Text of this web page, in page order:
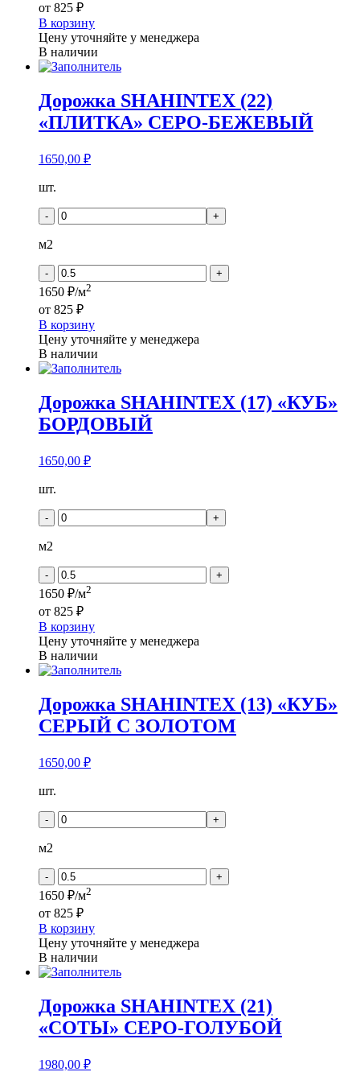
от 825 ₽
В корзину
Цену уточняйте у менеджера
В наличии
Дорожка SHAHINTEX (22)
«ПЛИТКА» СЕРО-БЕЖЕВЫЙ
1650,00 ₽
Количество
Дорожка
(22)
СЕРО-
БЕЖЕВЫЙ
шт.
- +
м2
- +
1650 ₽/м2
от 825 ₽
В корзину
Цену уточняйте у менеджера
В наличии
Дорожка SHAHINTEX (17) «КУБ»
БОРДОВЫЙ
1650,00 ₽
Количество
Дорожка
(17)
БОРДОВЫЙ
шт.
- +
м2
- +
1650 ₽/м2
от 825 ₽
В корзину
Цену уточняйте у менеджера
В наличии
Дорожка SHAHINTEX (13) «КУБ»
СЕРЫЙ С ЗОЛОТОМ
1650,00 ₽
Количество
Дорожка
(13)
СЕРЫЙ
С
ЗОЛОТОМ
шт.
- +
м2
- +
1650 ₽/м2
от 825 ₽
В корзину
Цену уточняйте у менеджера
В наличии
Дорожка SHAHINTEX (21)
«СОТЫ» СЕРО-ГОЛУБОЙ
1980,00 ₽